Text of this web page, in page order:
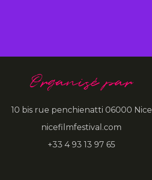
Organisé par
10 bis rue penchienatti 06000 Nice
nicefilmfestival.com
+33 4 93 13 97 65